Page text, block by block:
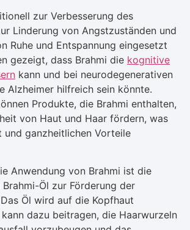
zur Verbesserung des
Linderung von Angstzuständen und
Ruhe und Entspannung eingesetzt
gezeigt, dass Brahmi die kognitive
kann und bei neurodegenerativen
Alzheimer hilfreich sein könnte.
Produkte, die Brahmi enthalten,
von Haut und Haar fördern, was
und ganzheitlichen Vorteile
Anwendung von Brahmi ist die
Öl zur Förderung der
Öl wird auf die Kopfhaut
dazu beitragen, die Haarwurzeln